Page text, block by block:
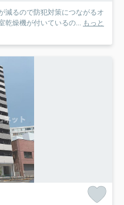
減るので防犯対策につながるオ
乾燥機が付いているの... もっと